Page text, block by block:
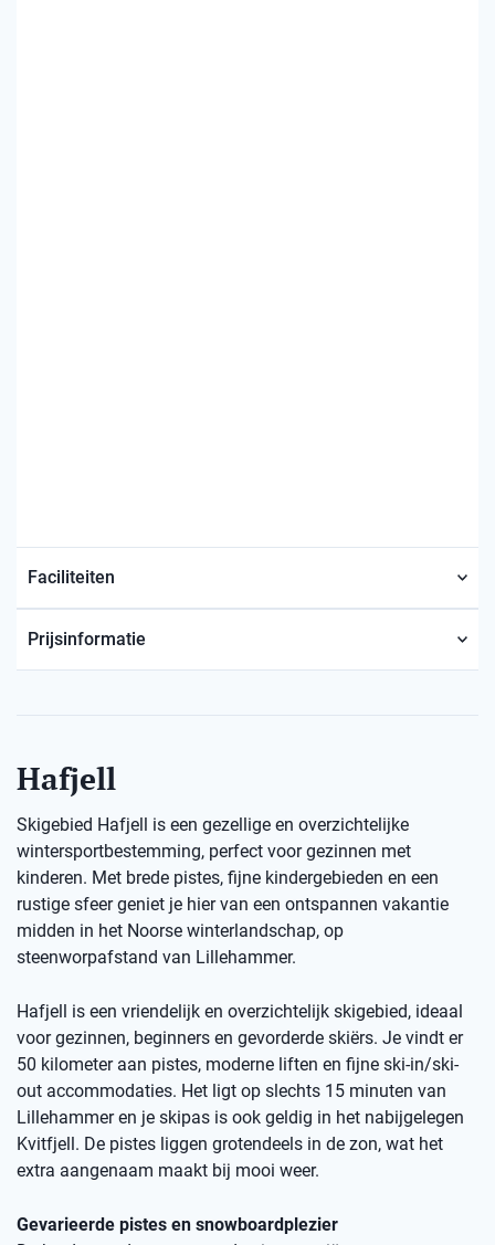
Faciliteiten
Prijsinformatie
Hafjell
Skigebied Hafjell is een gezellige en overzichtelijke
wintersportbestemming, perfect voor gezinnen met
kinderen. Met brede pistes, fijne kindergebieden en een
rustige sfeer geniet je hier van een ontspannen vakantie
midden in het Noorse winterlandschap, op
steenworpafstand van Lillehammer.
Hafjell is een vriendelijk en overzichtelijk skigebied, ideaal
voor gezinnen, beginners en gevorderde skiërs. Je vindt er
50 kilometer aan pistes, moderne liften en fijne ski-in/ski-
out accommodaties. Het ligt op slechts 15 minuten van
Lillehammer en je skipas is ook geldig in het nabijgelegen
Kvitfjell. De pistes liggen grotendeels in de zon, wat het
extra aangenaam maakt bij mooi weer.
Gevarieerde pistes en snowboardplezier